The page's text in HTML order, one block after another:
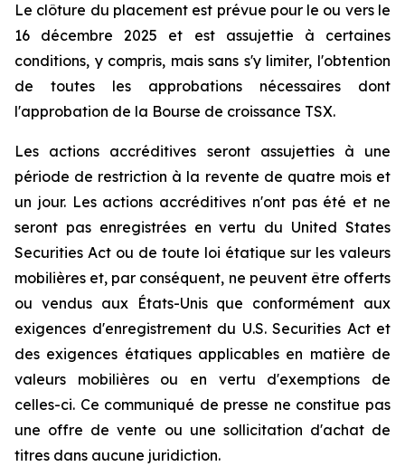
Le clôture du placement est prévue pour le ou vers le
16 décembre 2025 et est assujettie à certaines
conditions, y compris, mais sans s'y limiter, l'obtention
de toutes les approbations nécessaires dont
l'approbation de la Bourse de croissance TSX.
Les actions accréditives seront assujetties à une
période de restriction à la revente de quatre mois et
un jour. Les actions accréditives n'ont pas été et ne
seront pas enregistrées en vertu du United States
Securities Act ou de toute loi étatique sur les valeurs
mobilières et, par conséquent, ne peuvent être offerts
ou vendus aux États-Unis que conformément aux
exigences d'enregistrement du U.S. Securities Actet
des exigences étatiques applicables en matière de
valeurs mobilières ou en vertu d'exemptions de
celles-ci. Ce communiqué de presse ne constitue pas
une offre de vente ou une sollicitation d'achat de
titres dans aucune juridiction.